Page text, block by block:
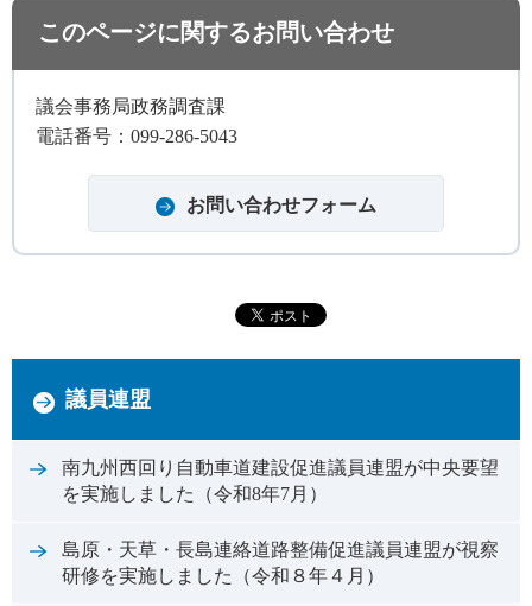
このページに関するお問い合わせ
議会事務局政務調査課
電話番号：099-286-5043
議員連盟
南九州西回り自動車道建設促進議員連盟が中央要望
を実施しました（令和8年7月）
島原・天草・長島連絡道路整備促進議員連盟が視察
研修を実施しました（令和８年４月）